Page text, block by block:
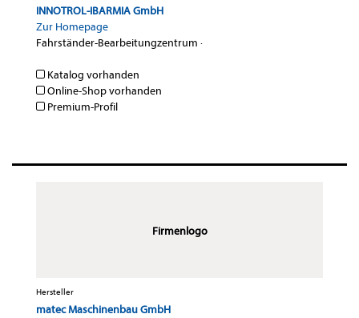
INNOTROL-IBARMIA GmbH
Zur Homepage
Fahrständer-Bearbeitungzentrum ·
Katalog vorhanden
Online-Shop vorhanden
Premium-Profil
Firmenlogo
Hersteller
matec Maschinenbau GmbH